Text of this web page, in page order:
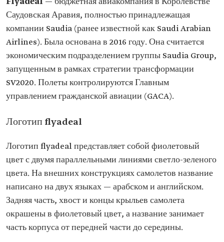
Саудовская Аравия, полностью принадлежащая
компании Saudia (ранее известной как Saudi Arabian
Airlines). Была основана в 2016 году. Она считается
экономическим подразделением группы Saudia Group,
запущенным в рамках стратегии трансформации
SV2020. Полеты контролируются ‏Главным
управлением гражданской авиации‏ (GACA).
Логотип flyadeal
Логотип flyadeal представляет собой фиолетовый
цвет с двумя параллельными линиями светло-зеленого
цвета. На внешних конструкциях самолетов название
написано на двух языках — арабском и английском.
Задняя часть, хвост и концы крыльев самолета
окрашены в фиолетовый цвет, а название занимает
часть корпуса от передней части до середины.